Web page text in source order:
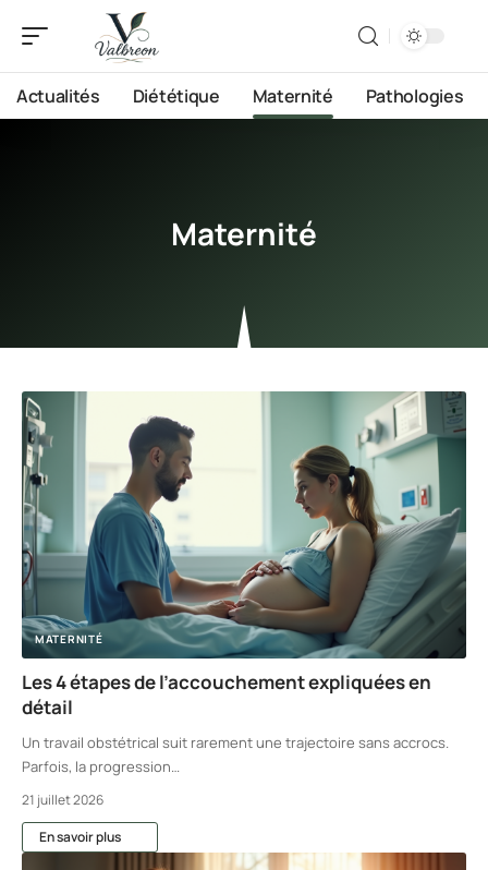
Actualités Diététique Maternité Pathologies
Maternité
MATERNITÉ
Les 4 étapes de l’accouchement expliquées en
détail
Un travail obstétrical suit rarement une trajectoire sans accrocs.
Parfois, la progression…
21 juillet 2026
En savoir plus